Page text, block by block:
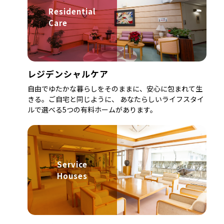
Residential
Care
レジデンシャルケア
自由でゆたかな暮らしをそのままに、安心に包まれて生
きる。ご自宅と同じように、 あなたらしいライフスタイ
ルで選べる5つの有料ホームがあります。
Service
Houses